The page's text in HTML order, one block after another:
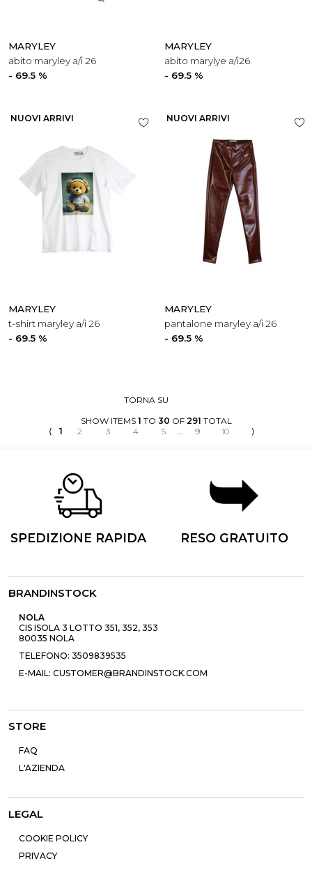
MARYLEY
abito maryley a/i 26
- 69.5 %
MARYLEY
abito marylye a/i26
- 69.5 %
NUOVI ARRIVI
MARYLEY
t-shirt maryley a/i 26
- 69.5 %
NUOVI ARRIVI
MARYLEY
pantalone maryley a/i 26
- 69.5 %
TORNA SU
SHOW ITEMS 1 TO 30 OF 291 TOTAL
⟨
1 2 3 4 5 9 10 ⟩
SPEDIZIONE RAPIDA RESO GRATUITO
BRANDINSTOCK
NOLA
CIS ISOLA 3 LOTTO 351, 352, 353
80035 NOLA
TELEFONO: 3509839535
E-MAIL: CUSTOMER@BRANDINSTOCK.COM
STORE
FAQ
L'AZIENDA
LEGAL
COOKIE POLICY
PRIVACY